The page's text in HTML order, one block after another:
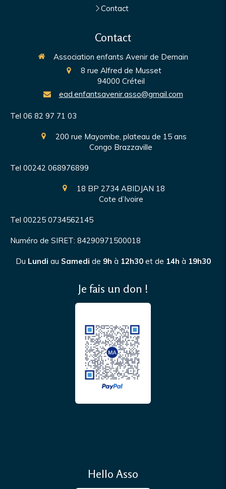
Contact
Contact
Association enfants Avenir de Demain
8 rue Alfred de Musset
94000 Créteil
ead.enfantsavenir.asso@gmail.com
Tel 06 82 97 71 03
200 rue Mayombe, plateau de 15 ans
Congo Brazzaville
Tel 00242 068976899
18 BP 2734 ABIDJAN 18
Cote d’Ivoire
Tel 00225 0734562145
Numéro de SIRET: 84290971500018
Du Lundi au Samedi de 9h à 12h30et de 14h à 19h30
Je fais un don !
Hello Asso